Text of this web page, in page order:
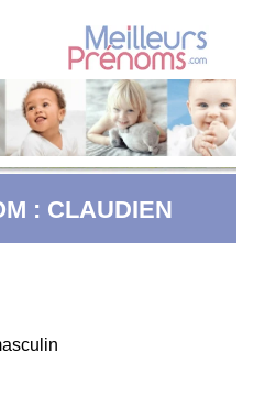
: CLAUDIEN